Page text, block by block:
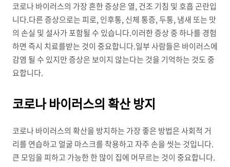
코로나 바이러스의 가장 흔한 증상은 열, 건조 기침 및 호흡 곤란입
니다.다른 증상으로는 피로, 인후통, 신체 통증, 두통, 냄새 또는 맛
의 손실 및 설사가 포함될 수 있습니다.이러한 증상 중 하나를 경험
하면 즉시 치료를받는 것이 중요합니다.일부 사람들은 바이러스에
감염 될 수 있지만 증상은 보이지 않는다는 것을 기억하는 것도 중
요합니다.
코로나 바이러스의 확산 방지
코로나 바이러스의 확산을 방지하는 가장 좋은 방법은 사회적 거
리를 연습하고 얼굴 마스크를 착용하고 자주 손을 씻는 것입니다.
큰 모임을 피하고 가능한 한 많이 집에 머무르는 것이 중요합니다.